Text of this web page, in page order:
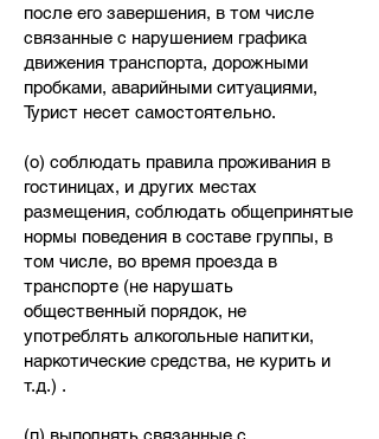
после его завершения, в том числе
связанные с нарушением графика
движения транспорта, дорожными
пробками, аварийными ситуациями,
Турист несет самостоятельно.
(о) соблюдать правила проживания в
гостиницах, и других местах
размещения, соблюдать общепринятые
нормы поведения в составе группы, в
том числе, во время проезда в
транспорте (не нарушать
общественный порядок, не
употреблять алкогольные напитки,
наркотические средства, не курить и
т.д.) .
(п) выполнять связанные с